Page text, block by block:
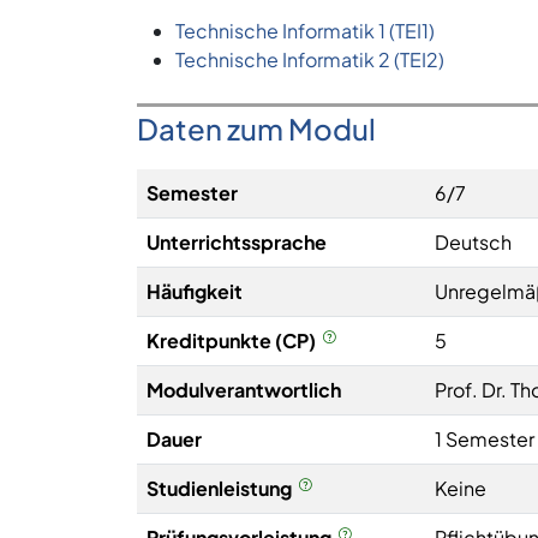
Technische Informatik 1 (TEI1)
Technische Informatik 2 (TEI2)
Daten zum Modul
Semester
6/7
Unterrichtssprache
Deutsch
Häufigkeit
Kreditpunkte (CP)
5
Modulverantwortlich
Prof. Dr.
Dauer
1 Semester
Studienleistung
Keine